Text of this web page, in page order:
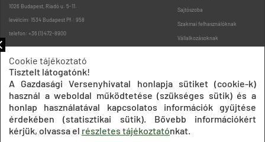
1026 Budapest, Riadó u. 5-11.
levélcím: 1534 Budapest Pf.: 958
telefon: +36 (1) 472-8900
Sajtószoba
Szakmai felhasználóknak
Vállalkozásoknak
Oldaltérkép
Cookie tájékoztató
Tisztelt látogatónk!
A Gazdasági Versenyhivatal honlapja sütiket (cookie-k)
használ a weboldal működtetése (szükséges sütik) és a
honlap használatával kapcsolatos információk gyűjtése
érdekében (statisztikai sütik). Bővebb információkért
kérjük, olvassa el részletes tájékoztatónkat.